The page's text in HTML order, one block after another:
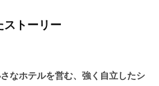
ストーリー
なホテルを営む、強く自立したシ